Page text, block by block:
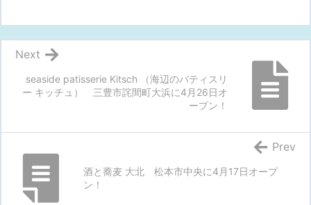
seaside patisserie Kitsch （海辺のパティスリ
ー キッチュ） 三豊市詫間町大浜に4月26日オ
ープン！
Next
酒と蕎麦 大北 松本市中央に4月17日オープ
ン！
Prev